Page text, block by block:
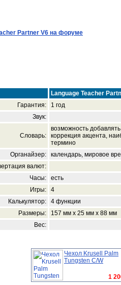
Partner V6 на форуме
Language Teacher
Гарантия:
1 год
Звук:
Словарь:
возможность
коррекция акцента,
термино
Органайзер:
календарь, мировое
валют:
Часы:
есть
Игры:
4
Калькулятор:
4 функции
Размеры:
157 мм x 25 мм x 88 мм
Вес:
Чехол Krusell Palm
Tungsten C/W
1